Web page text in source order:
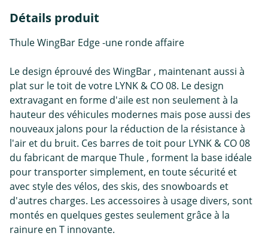
Détails produit
Thule WingBar Edge -une ronde affaire
Le design éprouvé des WingBar , maintenant aussi à
plat sur le toit de votre LYNK & CO 08. Le design
extravagant en forme d'aile est non seulement à la
hauteur des véhicules modernes mais pose aussi des
nouveaux jalons pour la réduction de la résistance à
l'air et du bruit. Ces barres de toit pour LYNK & CO 08
du fabricant de marque Thule , forment la base idéale
pour transporter simplement, en toute sécurité et
avec style des vélos, des skis, des snowboards et
d'autres charges. Les accessoires à usage divers, sont
montés en quelques gestes seulement grâce à la
rainure en T innovante.